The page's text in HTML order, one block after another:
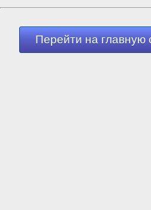
Европа|Россия и Украина
Перейти на главную